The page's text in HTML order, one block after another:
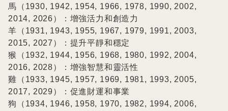
馬（1930, 1942, 1954, 1966, 1978, 1990, 2002,
2014, 2026）：增強活力和創造力
羊（1931, 1943, 1955, 1967, 1979, 1991, 2003,
2015, 2027）：提升平靜和穩定
猴（1932, 1944, 1956, 1968, 1980, 1992, 2004,
2016, 2028）：增強智慧和靈活性
雞（1933, 1945, 1957, 1969, 1981, 1993, 2005,
2017, 2029）：促進財運和事業
狗（1934, 1946, 1958, 1970, 1982, 1994, 2006,